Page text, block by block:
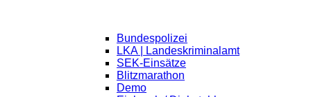
Bundespolizei
LKA | Landeskriminalamt
SEK-Einsätze
Blitzmarathon
Demo